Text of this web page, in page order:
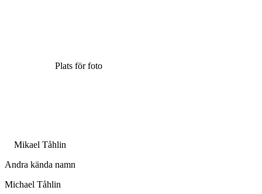
Plats för foto
Mikael Tåhlin
Andra kända namn
Michael Tåhlin